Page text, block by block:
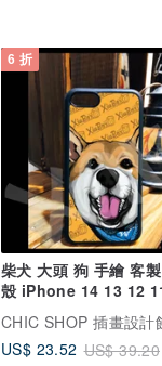
6 折
柴犬 大頭 狗 手繪 客
殼 iPhone 14 13 12
CHIC SHOP 插畫設計
US$ 23.52 US$ 39.20